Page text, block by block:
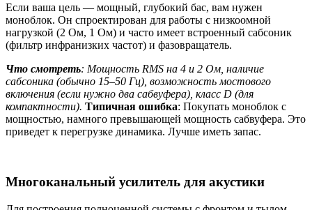
Если ваша цель — мощный, глубокий бас, вам нужен
моноблок. Он спроектирован для работы с низкоомной
нагрузкой (2 Ом, 1 Ом) и часто имеет встроенный сабсоник
(фильтр инфранизких частот) и фазовращатель.
Что смотреть: Мощность RMS на 4 и 2 Ом, наличие
сабсоника (обычно 15–50 Гц), возможность мостового
включения (если нужно два сабвуфера), класс D (для
компактности). Типичная ошибка: Покупать моноблок с
мощностью, намного превышающей мощность сабвуфера. Это
приведет к перегрузке динамика. Лучше иметь запас.
Многоканальный усилитель для акустики